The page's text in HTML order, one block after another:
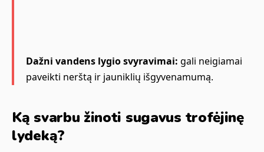
Dažni vandens lygio svyravimai: gali neigiamai
paveikti nerštą ir jauniklių išgyvenamumą.
Ką svarbu žinoti sugavus trofėjinę
lydeką?